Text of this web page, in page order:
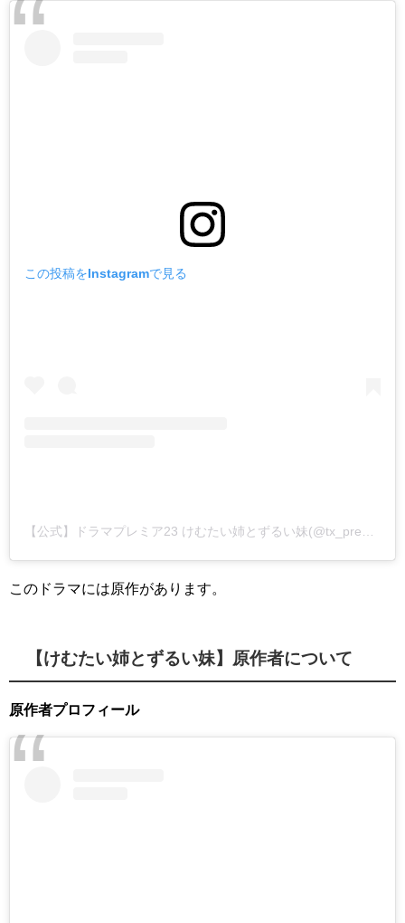
この投稿をInstagramで見る
このドラマには原作があります。
【けむたい姉とずるい妹】原作者について
原作者プロフィール